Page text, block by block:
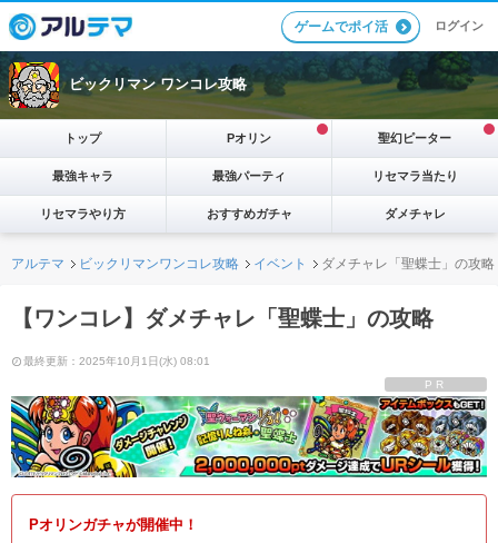
ゲームでポイ活 ログイン
ビックリマン ワンコレ攻略
トップ Pオリン 聖幻ピーター
最強キャラ 最強パーティ リセマラ当たり
リセマラやり方 おすすめガチャ ダメチャレ
アルテマ ビックリマンワンコレ攻略 イベント ダメチャレ「聖蝶士」の攻略
【ワンコレ】ダメチャレ「聖蝶士」の攻略
最終更新：2025年10月1日(水) 08:01
PR
Pオリンガチャが開催中！